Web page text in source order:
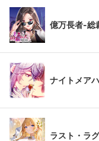
億万長者-総
ナイトメア
ラスト・ラ